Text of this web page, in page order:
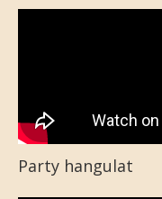
Party hangulat